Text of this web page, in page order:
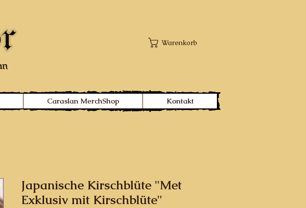
Warenkorb
Caraslan MerchShop Kontakt
Japanische Kirschblüte "Met
Exklusiv mit Kirschblüte"